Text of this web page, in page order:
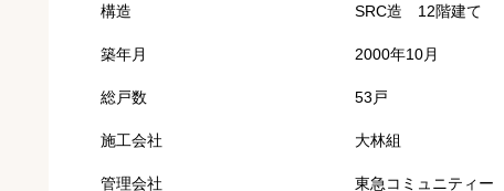
構造 SRC造 12階建て
築年月 2000年10月
総戸数 53戸
施工会社 大林組
管理会社 東急コミュニティー